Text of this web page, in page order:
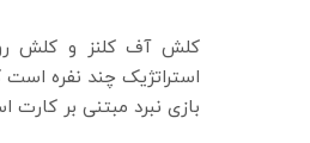
کلش آف کلنز و کلش
استراتژیک چند نفره
بازی نبرد مبتنی بر